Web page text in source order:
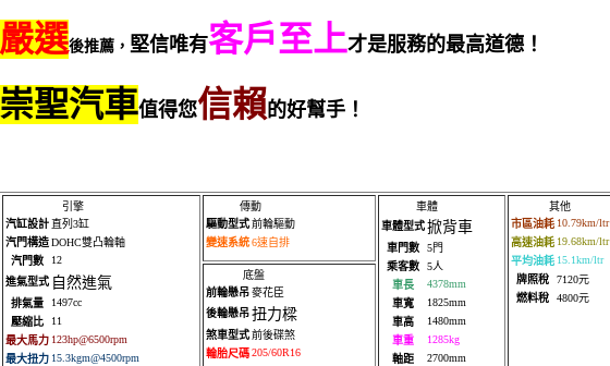
嚴選後推薦， 堅信唯有客戶至上才是服務的最高道德！
崇聖汽車值得您信賴 的好幫手！
引擎
汽缸設計直列3缸
汽門構造DOHC雙凸輪軸
汽門數
12
進氣型式 自然進氣
排氣量
1497cc
壓縮比
11
最大馬力 123hp@6500rpm
最大扭力 15.3kgm@4500rpm
傳動
驅動型式前輪驅動
變速系統6速自排
車體
車體型式掀背車
車門數
5門
乘客數
5人
車長
4378mm
車寬
1825mm
車高
1480mm
車重
1285kg
軸距
2700mm
其他
市區油耗 10.79km/ltr
高速油耗 19.68km/ltr
平均油耗 15.1km/ltr
牌照稅
7120元
燃料稅
4800元
底盤
前輪懸吊麥花臣
後輪懸吊扭力樑
煞車型式前後碟煞
輪胎尺碼205/60R16